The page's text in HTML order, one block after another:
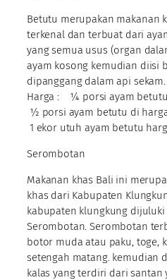
Betutu merupakan makanan
terkenal dan terbuat dari
yang semua usus (organ
ayam kosong kemudian diisi
dipanggang dalam api sekam.
Harga : ¼ porsi ayam betutu
½ porsi ayam betutu di harga
1 ekor utuh ayam betutu
Serombotan
Makanan khas Bali ini
khas dari Kabupaten
kabupaten klungkung dijuluki
Serombotan. Serombotan
botor muda atau paku, toge,
setengah matang. kemudian
kalas yang terdiri dari